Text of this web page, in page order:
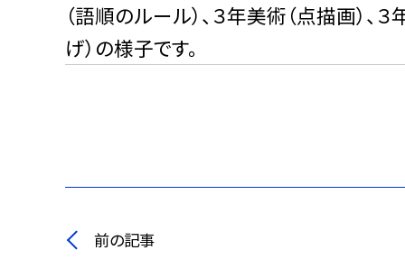
（語順のルール）、３年美術（点描画）、
げ）の様子です。
前の記事